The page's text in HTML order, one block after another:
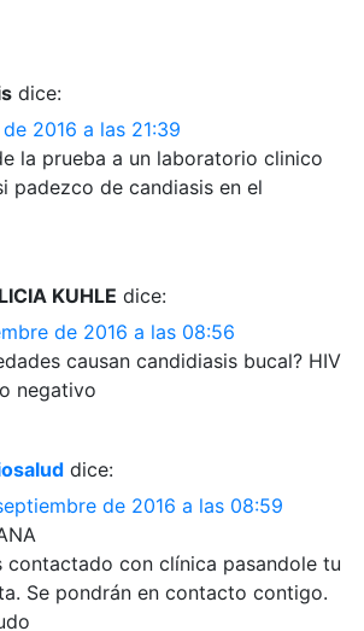
dice:
2016 a las 21:39
la prueba a un laboratorio clinico
padezco de candiasis en el
KUHLE dice:
de 2016 a las 08:56
causan candidiasis bucal? HIV
negativo
dice:
de 2016 a las 08:59
contactado con clínica pasandole tu
Se pondrán en contacto contigo.